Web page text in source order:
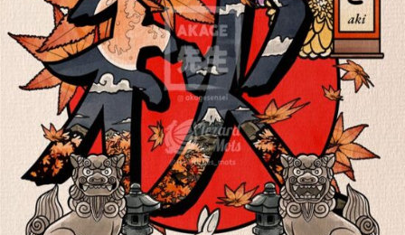
Kanji Aki 秋 | Shiki 四季